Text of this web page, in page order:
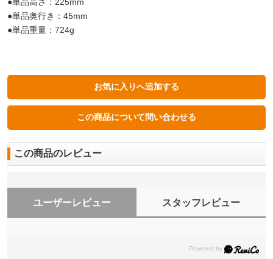
●単品奥行き：45mm
●単品重量：724g
この商品のレビュー
ユーザーレビュー スタッフレビュー